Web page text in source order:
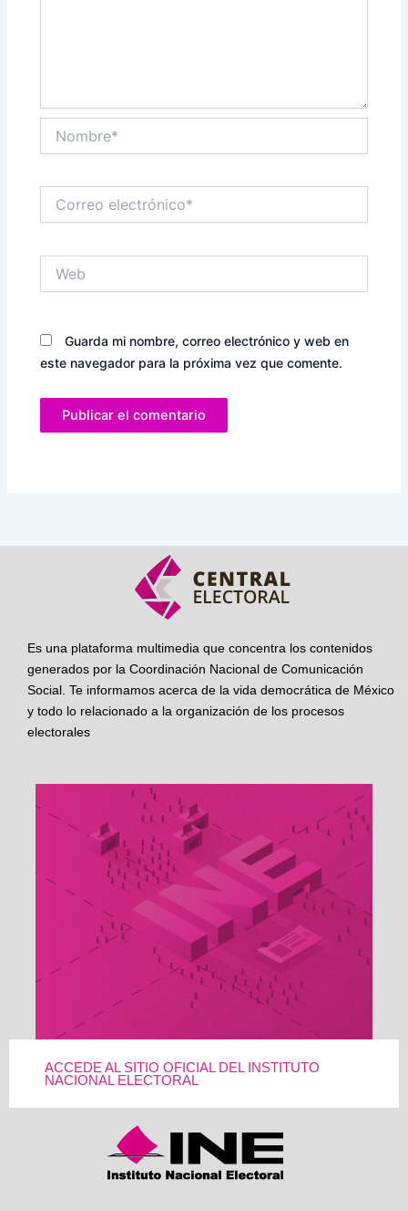
electrónico*
Guarda mi nombre, correo electrónico y web en
este navegador para la próxima vez que comente.
Es una plataforma multimedia que concentra los contenidos
generados por la Coordinación Nacional de Comunicación
Social. Te informamos acerca de la vida democrática de México
y todo lo relacionado a la organización de los procesos
electorales
ACCEDE AL SITIO OFICIAL DEL INSTITUTO
NACIONAL ELECTORAL